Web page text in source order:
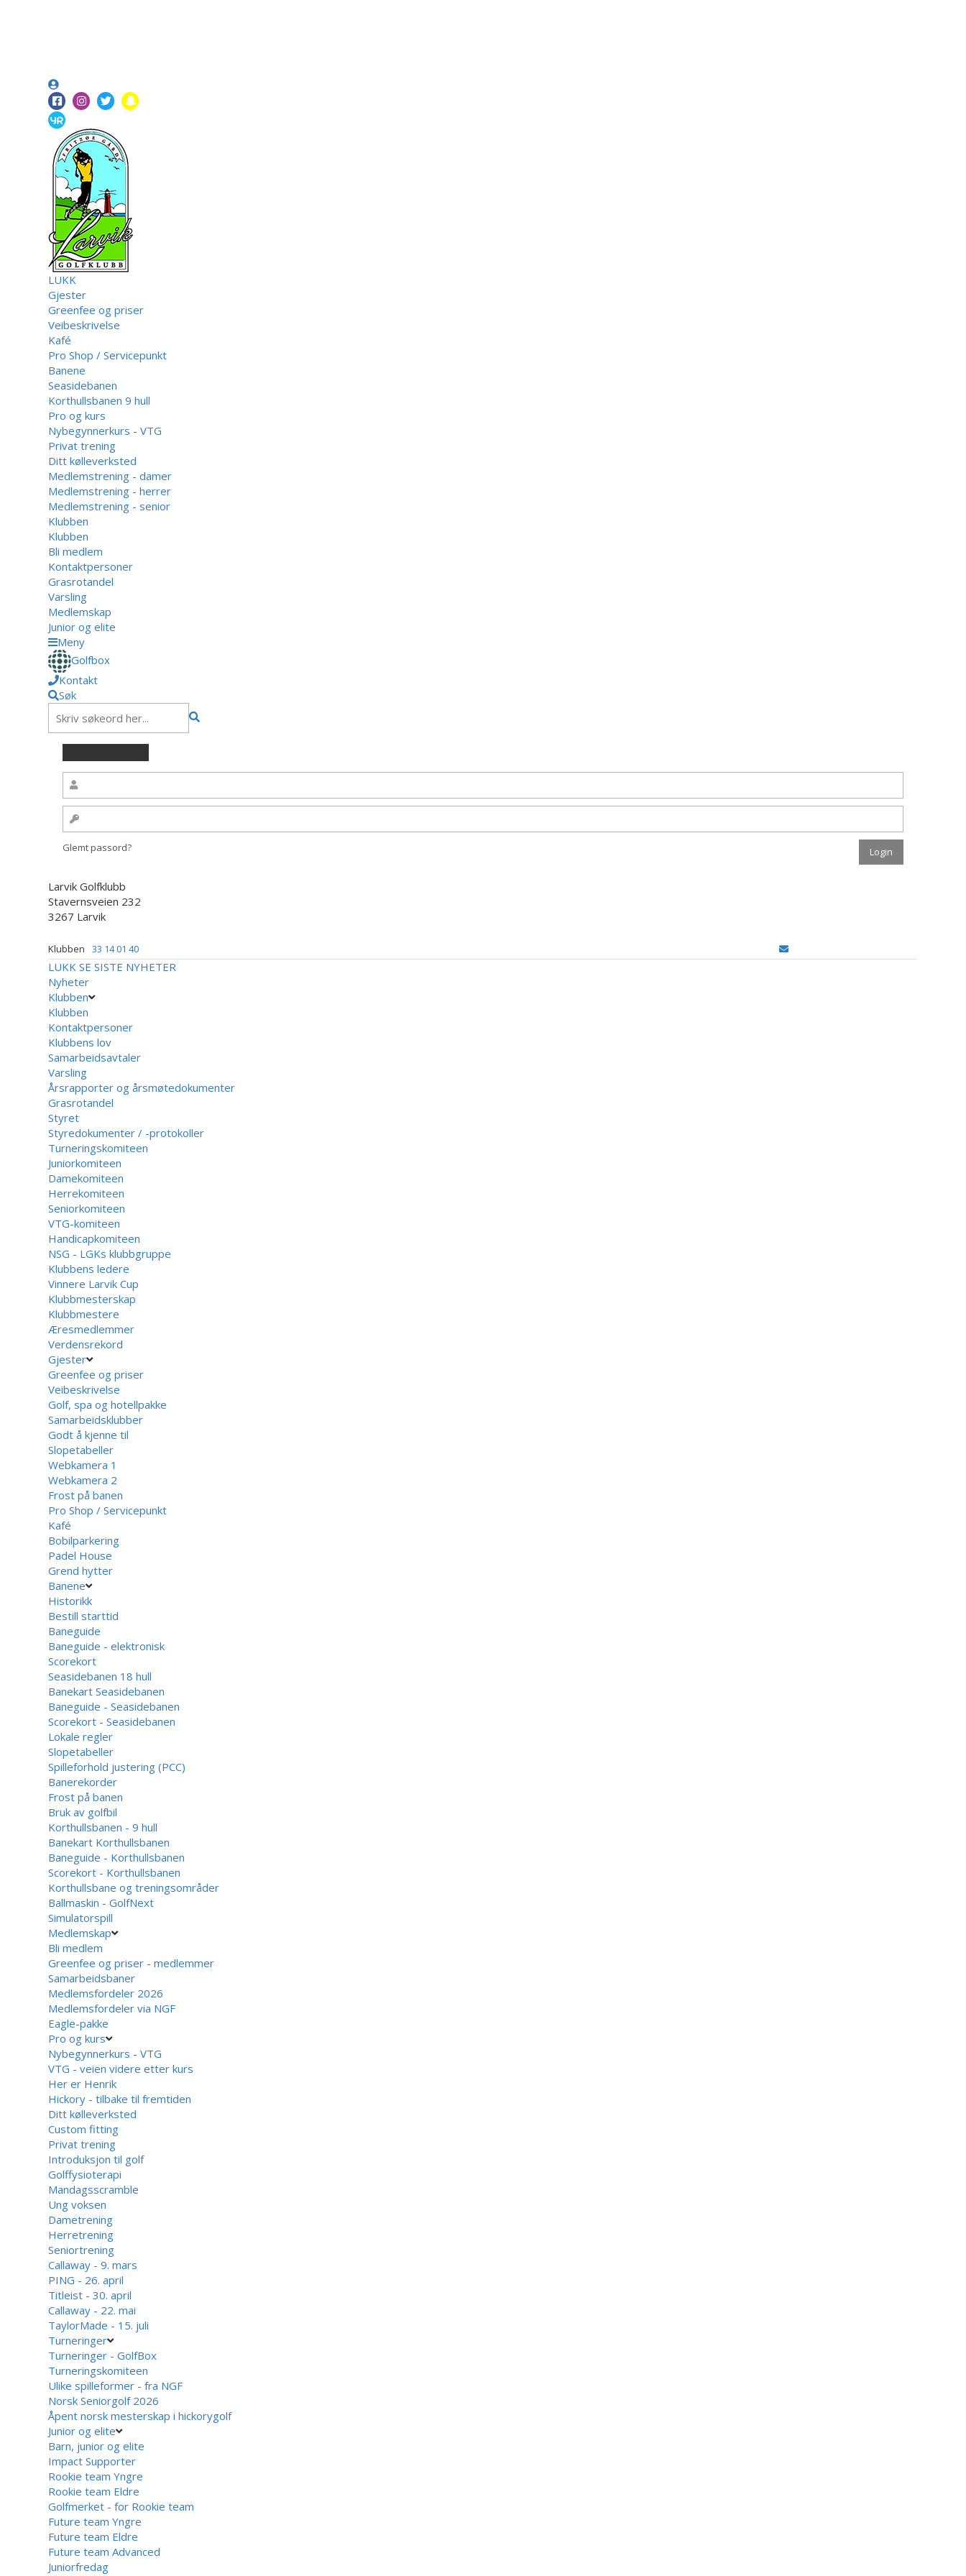
LUKK
Gjester
Greenfee og priser
Veibeskrivelse
Kafé
Pro Shop / Servicepunkt
Banene
Seasidebanen
Korthullsbanen 9 hull
Pro og kurs
Nybegynnerkurs - VTG
Privat trening
Ditt kølleverksted
Medlemstrening - damer
Medlemstrening - herrer
Medlemstrening - senior
Klubben
Klubben
Bli medlem
Kontaktpersoner
Grasrotandel
Varsling
Medlemskap
Junior og elite
Meny
Golfbox
Kontakt
Søk
Glemt passord?
Larvik Golfklubb
Stavernsveien 232
3267 Larvik
Klubben 33 14 01 40
LUKK SE SISTE NYHETER
Nyheter
Klubben
Klubben
Kontaktpersoner
Klubbens lov
Samarbeidsavtaler
Varsling
Årsrapporter og årsmøtedokumenter
Grasrotandel
Styret
Styredokumenter / -protokoller
Turneringskomiteen
Juniorkomiteen
Damekomiteen
Herrekomiteen
Seniorkomiteen
VTG-komiteen
Handicapkomiteen
NSG - LGKs klubbgruppe
Klubbens ledere
Vinnere Larvik Cup
Klubbmesterskap
Klubbmestere
Æresmedlemmer
Verdensrekord
Gjester
Greenfee og priser
Veibeskrivelse
Golf, spa og hotellpakke
Samarbeidsklubber
Godt å kjenne til
Slopetabeller
Webkamera 1
Webkamera 2
Frost på banen
Pro Shop / Servicepunkt
Kafé
Bobilparkering
Padel House
Grend hytter
Banene
Historikk
Bestill starttid
Baneguide
Baneguide - elektronisk
Scorekort
Seasidebanen 18 hull
Banekart Seasidebanen
Baneguide - Seasidebanen
Scorekort - Seasidebanen
Lokale regler
Slopetabeller
Spilleforhold justering (PCC)
Banerekorder
Frost på banen
Bruk av golfbil
Korthullsbanen - 9 hull
Banekart Korthullsbanen
Baneguide - Korthullsbanen
Scorekort - Korthullsbanen
Korthullsbane og treningsområder
Ballmaskin - GolfNext
Simulatorspill
Medlemskap
Bli medlem
Greenfee og priser - medlemmer
Samarbeidsbaner
Medlemsfordeler 2026
Medlemsfordeler via NGF
Eagle-pakke
Pro og kurs
Nybegynnerkurs - VTG
VTG - veien videre etter kurs
Her er Henrik
Hickory - tilbake til fremtiden
Ditt kølleverksted
Custom fitting
Privat trening
Introduksjon til golf
Golffysioterapi
Mandagsscramble
Ung voksen
Dametrening
Herretrening
Seniortrening
Callaway - 9. mars
PING - 26. april
Titleist - 30. april
Callaway - 22. mai
TaylorMade - 15. juli
Turneringer
Turneringer - GolfBox
Turneringskomiteen
Ulike spilleformer - fra NGF
Norsk Seniorgolf 2026
Åpent norsk mesterskap i hickorygolf
Junior og elite
Barn, junior og elite
Impact Supporter
Rookie team Yngre
Rookie team Eldre
Golfmerket - for Rookie team
Future team Yngre
Future team Eldre
Future team Advanced
Juniorfredag